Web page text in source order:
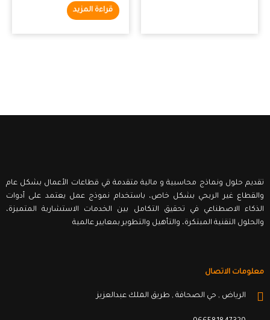
قراءة المزيد
تقديم حلول ونماذج محاسبية و مالية متقدمة قي قطاعات الأعمال بشكل عام
والقطاع غير الربحي بشكل خاص، باستخدام نموذج عمل يعتمد على أدوات
الذكاء الاصطناعي في تحقيق التكامل بين الخدمات الاستشارية المتميزة،
والحلول التقنية المبتكرة، والتأهيل والتطوير بمعايير عالمية
معلومات الاتصال
الرياض , حي الصحافة , طريق الملك عبدالعزيز